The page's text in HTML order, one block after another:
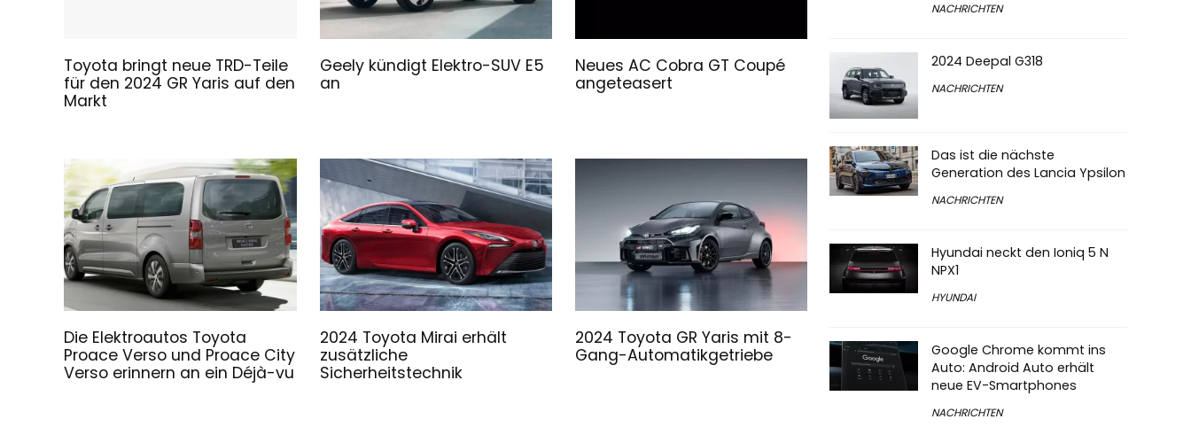
Toyota bringt neue TRD-Teile
für den 2024 GR Yaris auf den
Markt
Geely kündigt Elektro-SUV E5
an
Neues AC Cobra GT Coupé
angeteasert
Die Elektroautos Toyota
Proace Verso und Proace City
Verso erinnern an ein Déjà-vu
2024 Toyota Mirai erhält
zusätzliche
Sicherheitstechnik
2024 Toyota GR Yaris mit 8-
Gang-Automatikgetriebe
NACHRICHTEN
2024 Deepal G318
NACHRICHTEN
Das ist die nächste
Generation des Lancia Ypsilon
NACHRICHTEN
Hyundai neckt den Ioniq 5 N
NPX1
HYUNDAI
Google Chrome kommt ins
Auto: Android Auto erhält
neue EV-Smartphones
NACHRICHTEN